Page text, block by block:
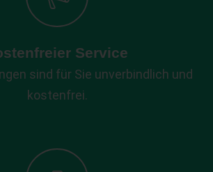
Service
sind für Sie unverbindlich und
kostenfrei.